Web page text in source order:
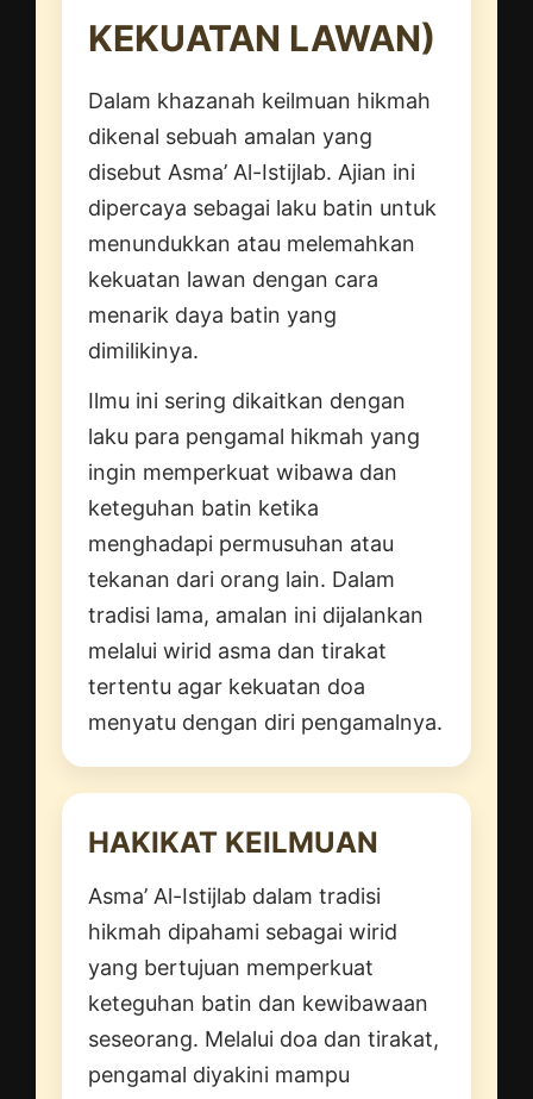
KEKUATAN LAWAN)
Dalam khazanah keilmuan hikmah
dikenal sebuah amalan yang
disebut Asma’ Al-Istijlab. Ajian ini
dipercaya sebagai laku batin untuk
menundukkan atau melemahkan
kekuatan lawan dengan cara
menarik daya batin yang
dimilikinya.
Ilmu ini sering dikaitkan dengan
laku para pengamal hikmah yang
ingin memperkuat wibawa dan
keteguhan batin ketika
menghadapi permusuhan atau
tekanan dari orang lain. Dalam
tradisi lama, amalan ini dijalankan
melalui wirid asma dan tirakat
tertentu agar kekuatan doa
menyatu dengan diri pengamalnya.
HAKIKAT KEILMUAN
Asma’ Al-Istijlab dalam tradisi
hikmah dipahami sebagai wirid
yang bertujuan memperkuat
keteguhan batin dan kewibawaan
seseorang. Melalui doa dan tirakat,
pengamal diyakini mampu